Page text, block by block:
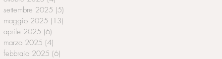
settembre 2025 (5)
maggio 2025 (13)
aprile 2025 (6)
marzo 2025 (4)
febbraio 2025 (6)